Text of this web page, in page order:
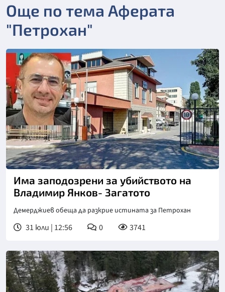
Още по тема Аферата
"Петрохан"
Има заподозрени за убийството на
Владимир Янков- Загатото
Демерджиев обеща да разкрие истината за Петрохан
31 юли | 12:56 0 3741